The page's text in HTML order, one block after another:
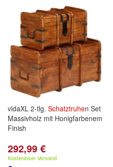
vidaXL 2-tlg. Schatztruhen Set
Massivholz mit Honigfarbenem
Finish
292,99 €
Kostenloser Versand